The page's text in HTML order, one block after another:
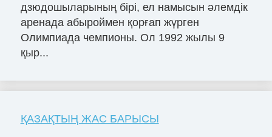
дзюдошыларының бірі, ел намысын әлемдік
аренада абыроймен қорғап жүрген
Олимпиада чемпионы. Ол 1992 жылы 9
қыр...
ҚАЗАҚТЫҢ ЖАС БАРЫСЫ